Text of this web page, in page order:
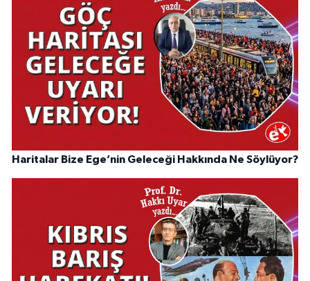
Haritalar Bize Ege’nin Geleceği Hakkında Ne Söylüyor?